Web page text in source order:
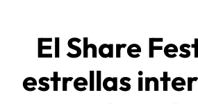
El Share
estrellas